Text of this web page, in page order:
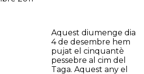
Aquest diumenge dia
4 de desembre hem
pujat el cinquantè
pessebre al cim del
Taga. Aquest any el